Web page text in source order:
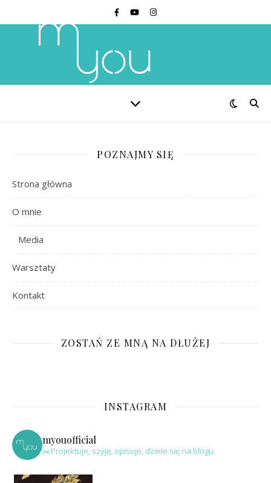
POZNAJMY SIĘ
Strona główna
O mnie
Media
Warsztaty
Kontakt
ZOSTAŃ ZE MNĄ NA DŁUŻEJ
INSTAGRAM
myouofficial
✂️Projektuje, szyję, opisuje, dziele się na blogu.